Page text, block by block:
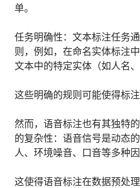
单。
任务明确性：文本标注任务
则，例如，在命名实体标注
文本中的特定实体（如人名、
这些明确的规则可能使得标
然而，语音标注也有其独特
的复杂性：语音信号是动态
人、环境噪音、口音等多种因
这使得语音标注在数据预处